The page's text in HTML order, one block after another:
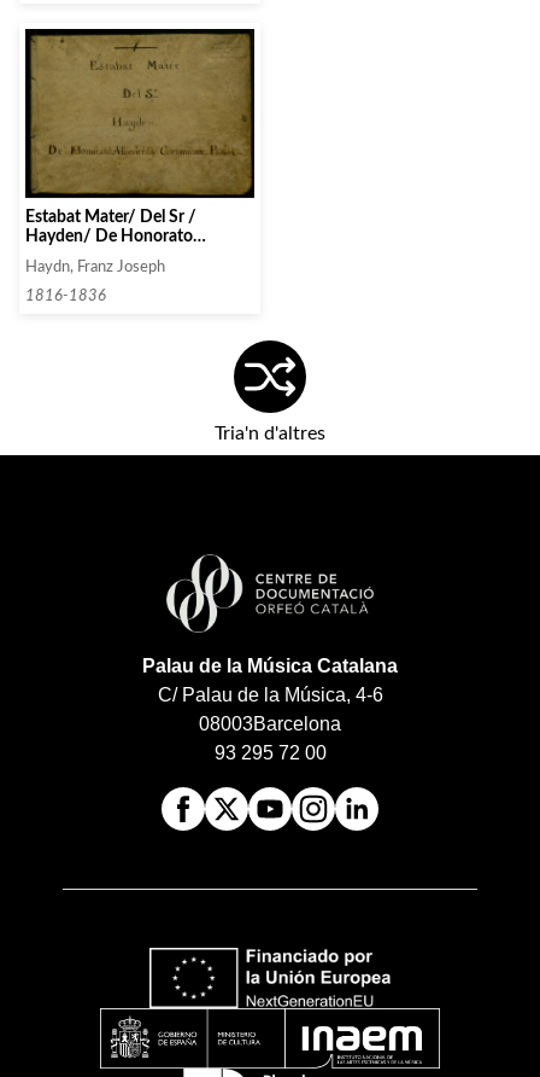
Estabat Mater/ Del Sr /
Hayden/ De Honorato
Alberich y Corominas
Presbitero
Haydn, Franz Joseph
1816-1836
Tria'n d'altres
Palau de la Música Catalana
C/ Palau de la Música, 4-6
08003Barcelona
93 295 72 00